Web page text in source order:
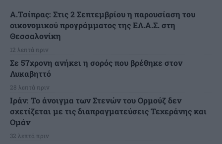
Α.Τσίπρας: Στις 2 Σεπτεμβρίου η παρουσίαση του
οικονομικού προγράμματος της ΕΛ.Α.Σ. στη
Θεσσαλονίκη
12 λεπτά πριν
Σε 57χρονη ανήκει η σορός που βρέθηκε στον
Λυκαβηττό
28 λεπτά πριν
Ιράν: Το άνοιγμα των Στενών του Ορμούζ δεν
σχετίζεται με τις διαπραγματεύσεις Τεχεράνης και
Ομάν
32 λεπτά πριν